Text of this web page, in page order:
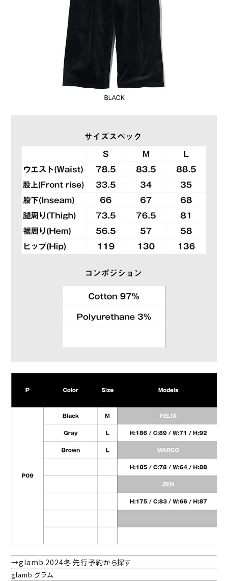
→glamb 2024冬 先行予約から探す
glamb グラム